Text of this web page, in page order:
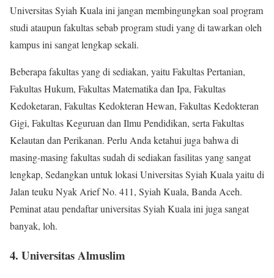
Universitas Syiah Kuala ini jangan membingungkan soal program
studi ataupun fakultas sebab program studi yang di tawarkan oleh
kampus ini sangat lengkap sekali.
Beberapa fakultas yang di sediakan, yaitu Fakultas Pertanian,
Fakultas Hukum, Fakultas Matematika dan Ipa, Fakultas
Kedoketaran, Fakultas Kedokteran Hewan, Fakultas Kedokteran
Gigi, Fakultas Keguruan dan Ilmu Pendidikan, serta Fakultas
Kelautan dan Perikanan. Perlu Anda ketahui juga bahwa di
masing-masing fakultas sudah di sediakan fasilitas yang sangat
lengkap, Sedangkan untuk lokasi Universitas Syiah Kuala yaitu di
Jalan teuku Nyak Arief No. 411, Syiah Kuala, Banda Aceh.
Peminat atau pendaftar universitas Syiah Kuala ini juga sangat
banyak, loh.
4. Universitas Almuslim